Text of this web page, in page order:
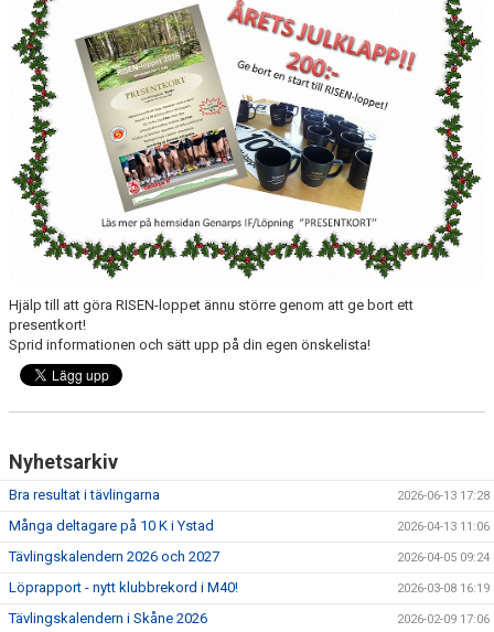
KONTAKT
LÄNKAR
INTERNA TÄVLINGAR
GIFT GENARPS IF TRAIL 2026
ANMÄLAN TILL LÖPGRUPPEN
Hjälp till att göra RISEN-loppet ännu större genom att ge bort ett
presentkort!
Sprid informationen och sätt upp på din egen önskelista!
Nyhetsarkiv
Bra resultat i tävlingarna 2026-06-13 17:28
Många deltagare på 10 K i Ystad 2026-04-13 11:06
Tävlingskalendern 2026 och 2027 2026-04-05 09:24
Löprapport - nytt klubbrekord i M40! 2026-03-08 16:19
Tävlingskalendern i Skåne 2026 2026-02-09 17:06